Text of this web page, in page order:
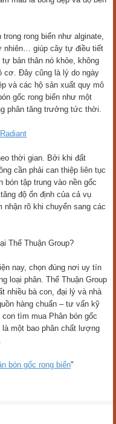
rong biển như alginate,
nhiên… giúp cây tự điều tiết
bản thân nó khỏe, không
cơ. Đây cũng là lý do ngày
và các hộ sản xuất quy mô
gốc rong biển như một
phân tăng trưởng tức thời.
thời gian. Bởi khi đất
cần phải can thiệp liên tục
bón tập trung vào nền gốc
độ ổn định của cả vụ
nhận rõ khi chuyển sang các
Thể Thuận Group?
nay, chọn đúng nơi uy tín
loại phân. Thể Thuận Group
nhiều bà con, đại lý và nhà
hàng chuẩn – tư vấn kỹ
tìm mua Phân bón gốc
là một bao phân chất lượng
bón gốc rong biển"